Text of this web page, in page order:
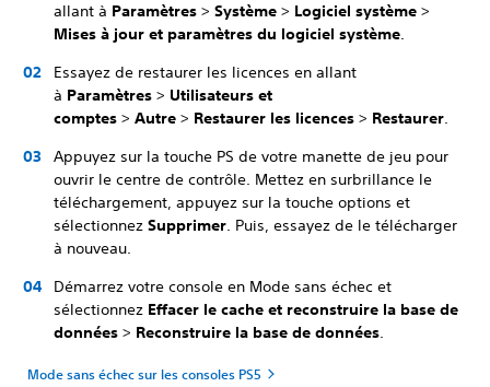
allant à Paramètres > Système > Logiciel système >
Mises à jour et paramètres du logiciel système.
Essayez de restaurer les licences en allant
à Paramètres > Utilisateurs et
comptes > Autre > Restaurer les licences > Restaurer.
Appuyez sur la touche PS de votre manette de jeu pour
ouvrir le centre de contrôle. Mettez en surbrillance le
téléchargement, appuyez sur la touche options et
sélectionnez Supprimer. Puis, essayez de le télécharger
à nouveau.
Démarrez votre console en Mode sans échec et
sélectionnez Effacer le cache et reconstruire la base de
données > Reconstruire la base de données.
Mode sans échec sur les consoles PS5